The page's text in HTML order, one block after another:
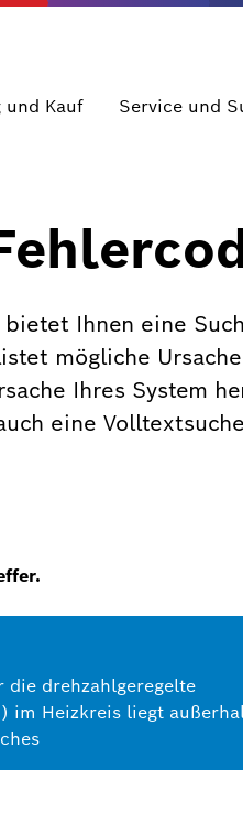
und Kauf Service und
Ihnen eine
mögliche
Ihres System
eine
die drehzahlgeregelte
im Heizkreis liegt